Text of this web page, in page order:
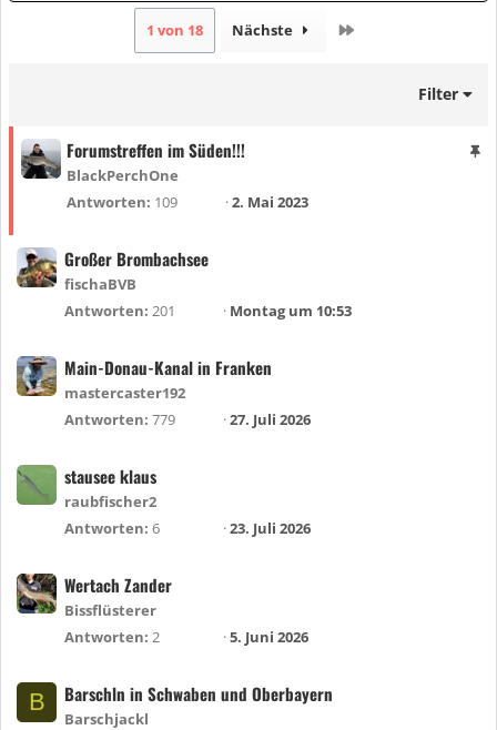
1 von 18 Nächste
Filter
A
Forumstreffen im Süden!!!
BlackPerchOne
Antworten 109 2. Mai 2023
Großer Brombachsee
fischaBVB
Antworten 201 Montag um 10:53
Main-Donau-Kanal in Franken
mastercaster192
Antworten 779 27. Juli 2026
stausee klaus
raubfischer2
Antworten 6 23. Juli 2026
Wertach Zander
Bissflüsterer
Antworten 2 5. Juni 2026
B Barschln in Schwaben und Oberbayern
Barschjackl